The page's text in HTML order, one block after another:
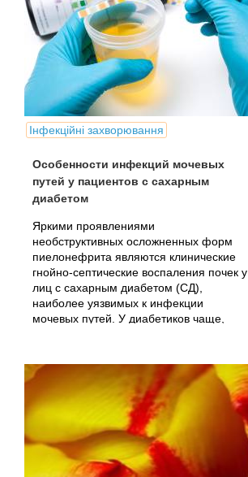
Інфекційні захворювання
Особенности инфекций мочевых
путей у пациентов с сахарным
диабетом
Яркими проявлениями
необструктивных осложненных форм
пиелонефрита являются клинические
гнойно-септические воспаления почек у
лиц c сахарным диабетом (СД),
наиболее уязвимых к инфекции
мочевых путей. У диабетиков чаще,